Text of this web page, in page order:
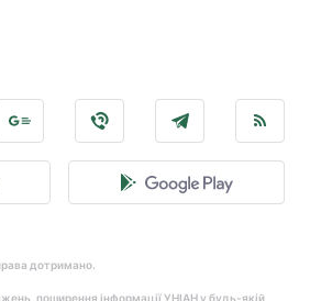
дотримано.
поширення інформації УНІАН у будь-якій